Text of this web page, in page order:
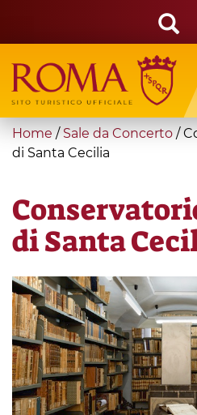
main
content
Search
form
Cerca
You
are
Home / Sale da Concerto /
di Santa Cecilia
di Santa